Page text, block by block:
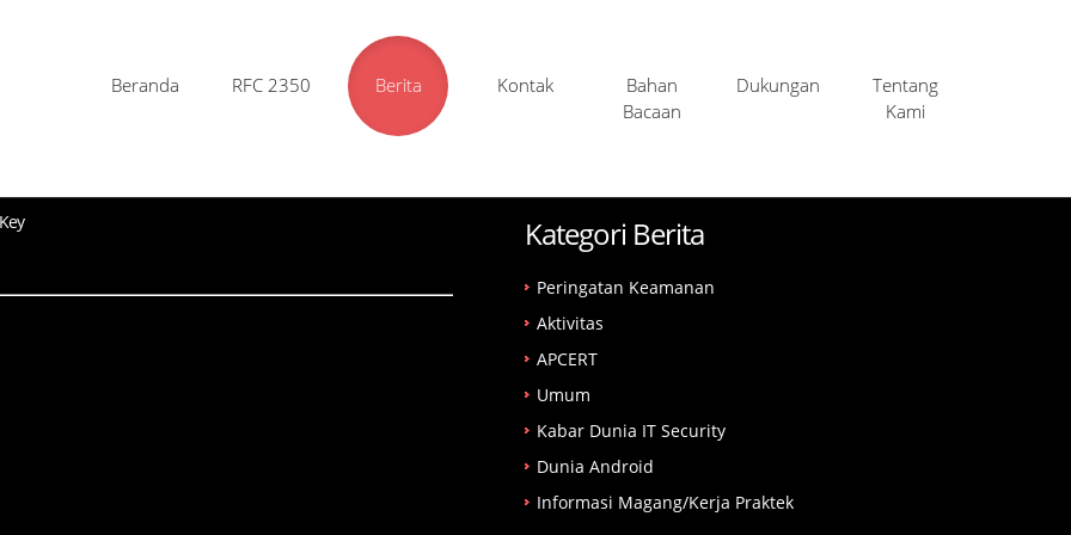
Beranda RFC 2350 Berita Kontak
Bahan
Bacaan
Dukungan
Tentang
Kami
Kategori Berita
Peringatan Keamanan
Aktivitas
APCERT
Umum
Kabar Dunia IT Security
Dunia Android
Informasi Magang/Kerja Praktek